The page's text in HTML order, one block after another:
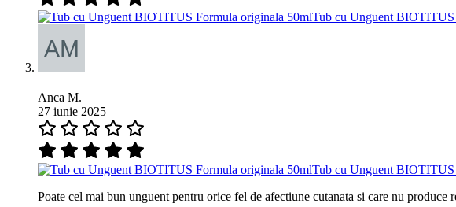
Tub cu Unguent
Anca M.
27 iunie 2025
Tub cu Unguent
Poate cel mai bun unguent pentru orice fel de afectiune cutanata si care nu produce